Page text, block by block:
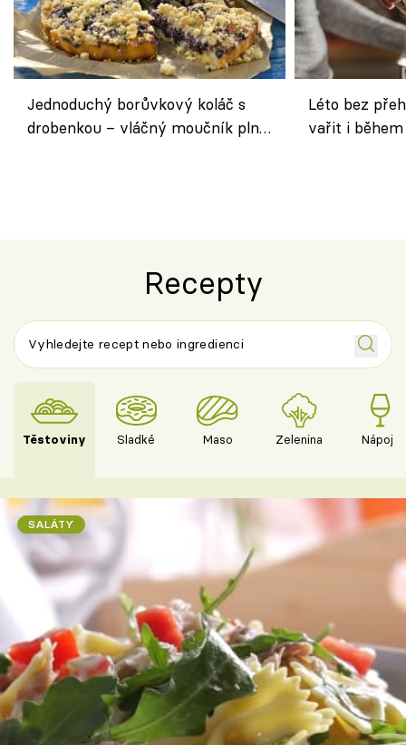
Jednoduchý borůvkový koláč s
drobenkou – vláčný moučník plný
Léto bez
vařit i
Recepty
Těstoviny Sladké Maso Zelenina Nápoje
SALÁTY